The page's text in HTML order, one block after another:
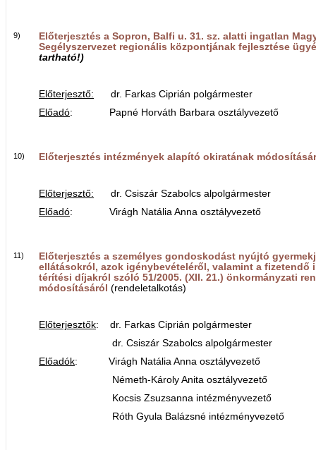
9)
Előterjesztés a Sopron, Balfi u. 31. sz. alatti ingatlan
Segélyszervezet regionális központjának fejlesztése
tartható!)
Előterjesztő: dr. Farkas Ciprián polgármester
Előadó: Papné Horváth Barbara osztályvezető
10) Előterjesztés intézmények alapító okiratának
Előterjesztő: dr. Csiszár Szabolcs alpolgármester
Előadó: Virágh Natália Anna osztályvezető
11)
Előterjesztés a személyes gondoskodást nyújtó
ellátásokról, azok igénybevételéről, valamint a fizetendő
térítési díjakról szóló 51/2005. (XII. 21.) önkormányzati
módosításáról (rendeletalkotás)
Előterjesztők: dr. Farkas Ciprián polgármester
dr. Csiszár Szabolcs alpolgármester
Előadók: Virágh Natália Anna osztályvezető
Németh-Károly Anita osztályvezető
Kocsis Zsuzsanna intézményvezető
Róth Gyula Balázsné intézményvezető